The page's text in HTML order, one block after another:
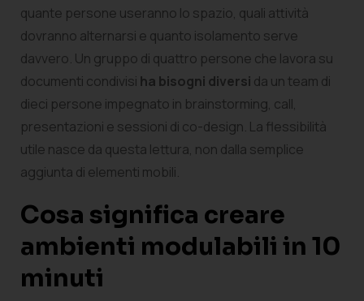
quante persone useranno lo spazio, quali attività
dovranno alternarsi e quanto isolamento serve
davvero. Un gruppo di quattro persone che lavora su
documenti condivisi ha bisogni diversi da un team di
dieci persone impegnato in brainstorming, call,
presentazioni e sessioni di co-design. La flessibilità
utile nasce da questa lettura, non dalla semplice
aggiunta di elementi mobili.
Cosa significa creare
ambienti modulabili in 10
minuti